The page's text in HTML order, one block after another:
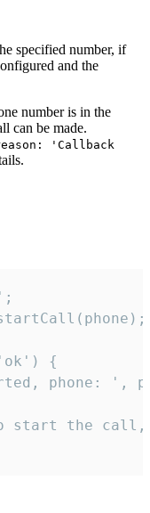
specified number, if
and the
number is in the
can be made.
'Callback
{
phone: ',
start the